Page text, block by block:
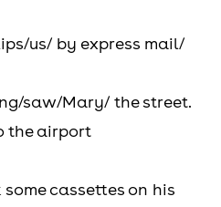
us/ by express mail/
saw/Mary/ the street.
the airport
cassettes on his